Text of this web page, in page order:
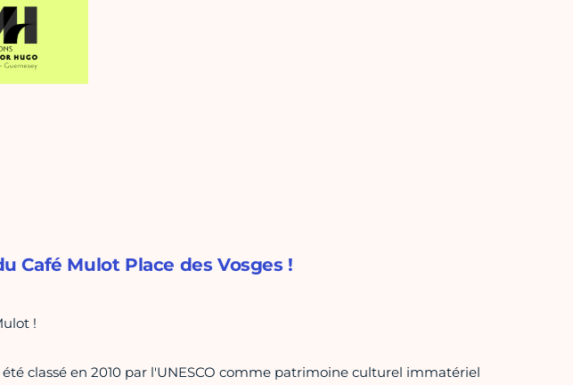
Café Mulot Place des Vosges !
!
classé en 2010 par l'UNESCO comme patrimoine culturel immatériel